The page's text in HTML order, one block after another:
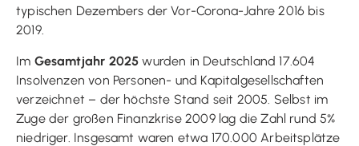
typischen Dezembers der Vor-Corona-Jahre 2016 bis
2019.
Im Gesamtjahr 2025 wurden in Deutschland 17.604
Insolvenzen von Personen- und Kapitalgesellschaften
verzeichnet – der höchste Stand seit 2005. Selbst im
Zuge der großen Finanzkrise 2009 lag die Zahl rund 5%
niedriger. Insgesamt waren etwa 170.000 Arbeitsplätze